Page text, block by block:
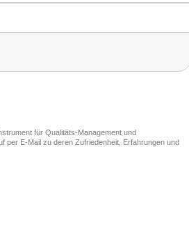
für Qualitäts-Management und
per E-Mail zu deren Zufriedenheit, Erfahrungen und